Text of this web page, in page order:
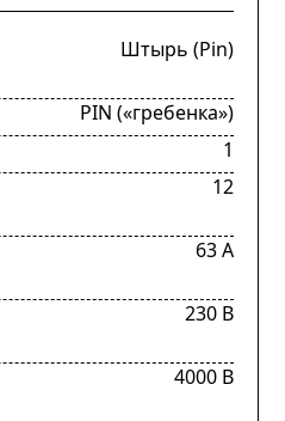
Штырь (Pin)
PIN («гребенка»)
1
12
63 А
230 В
4000 В